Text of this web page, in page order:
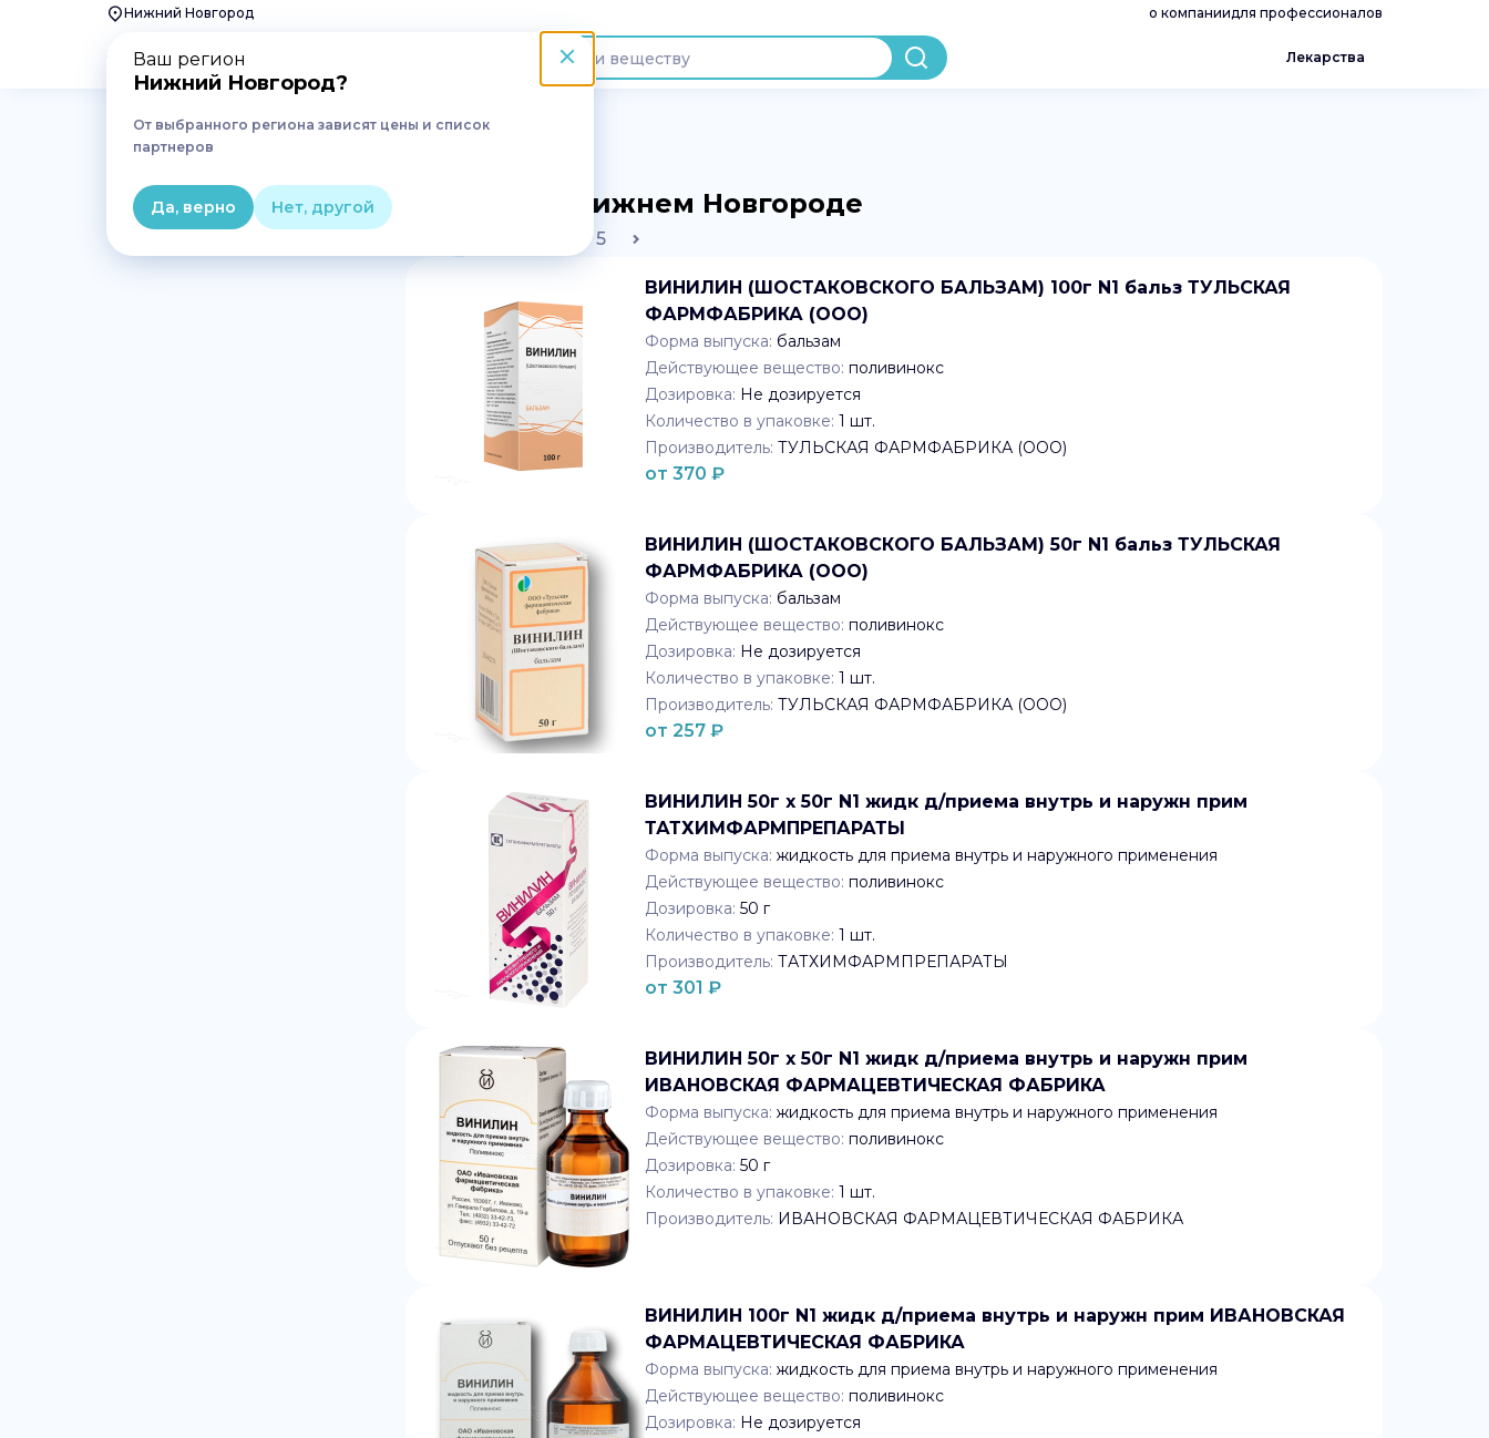
Нижний Новгород
Ваш регион
Нижний Новгород?
От выбранного региона зависят цены и список
партнеров
Да, верно Нет, другой
о компаниидля профессионалов
Лекарства
Лекарства Ранозаживляющие
Ранозаживляющие средства в Нижнем Новгороде
5
ВИНИЛИН (ШОСТАКОВСКОГО БАЛЬЗАМ) 100г N1 бальз ТУЛЬСКАЯ
ФАРМФАБРИКА (ООО)
Форма выпуска: бальзам
Действующее вещество: поливинокс
Дозировка: Не дозируется
Количество в упаковке: 1 шт.
Производитель: ТУЛЬСКАЯ ФАРМФАБРИКА (ООО)
от 370 ₽
ВИНИЛИН (ШОСТАКОВСКОГО БАЛЬЗАМ) 50г N1 бальз ТУЛЬСКАЯ
ФАРМФАБРИКА (ООО)
Форма выпуска: бальзам
Действующее вещество: поливинокс
Дозировка: Не дозируется
Количество в упаковке: 1 шт.
Производитель: ТУЛЬСКАЯ ФАРМФАБРИКА (ООО)
от 257 ₽
ВИНИЛИН 50г x 50г N1 жидк д/приема внутрь и наружн прим
ТАТХИМФАРМПРЕПАРАТЫ
Форма выпуска: жидкость для приема внутрь и наружного применения
Действующее вещество: поливинокс
Дозировка: 50 г
Количество в упаковке: 1 шт.
Производитель: ТАТХИМФАРМПРЕПАРАТЫ
от 301 ₽
ВИНИЛИН 50г x 50г N1 жидк д/приема внутрь и наружн прим
ИВАНОВСКАЯ ФАРМАЦЕВТИЧЕСКАЯ ФАБРИКА
Форма выпуска: жидкость для приема внутрь и наружного применения
Действующее вещество: поливинокс
Дозировка: 50 г
Количество в упаковке: 1 шт.
Производитель: ИВАНОВСКАЯ ФАРМАЦЕВТИЧЕСКАЯ ФАБРИКА
ВИНИЛИН 100г N1 жидк д/приема внутрь и наружн прим ИВАНОВСКАЯ
ФАРМАЦЕВТИЧЕСКАЯ ФАБРИКА
Форма выпуска: жидкость для приема внутрь и наружного применения
Действующее вещество: поливинокс
Дозировка: Не дозируется